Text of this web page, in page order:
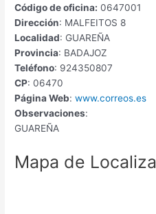
Código de oficina: 0647001
Dirección: MALFEITOS 8
Localidad: GUAREÑA
Provincia: BADAJOZ
Teléfono: 924350807
CP: 06470
Página Web: www.correos.es
Observaciones:
GUAREÑA
Mapa de